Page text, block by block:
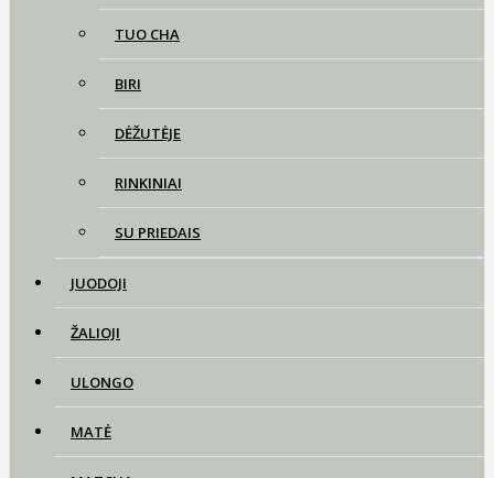
TUO CHA
BIRI
DĖŽUTĖJE
RINKINIAI
SU PRIEDAIS
JUODOJI
ŽALIOJI
ULONGO
MATĖ